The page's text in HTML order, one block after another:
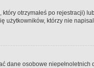
otrzymałeś po rejestracji)
którzy nie
osobowe